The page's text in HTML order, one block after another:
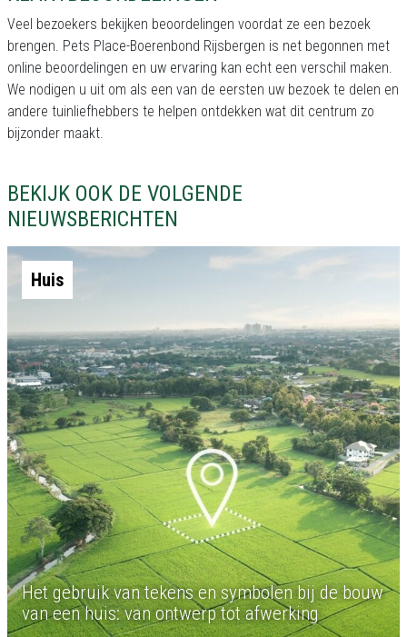
Veel bezoekers bekijken beoordelingen voordat ze een bezoek
brengen. Pets Place-Boerenbond Rijsbergen is net begonnen met
online beoordelingen en uw ervaring kan echt een verschil maken.
We nodigen u uit om als een van de eersten uw bezoek te delen en
andere tuinliefhebbers te helpen ontdekken wat dit centrum zo
bijzonder maakt.
BEKIJK OOK DE VOLGENDE
NIEUWSBERICHTEN
Huis
Het gebruik van tekens en symbolen bij de bouw
van een huis: van ontwerp tot afwerking